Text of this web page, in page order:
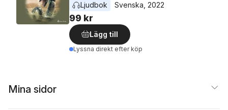
Ljudbok
Svenska 2022
99 kr
Lägg till
Lyssna direkt efter köp
Mina sidor